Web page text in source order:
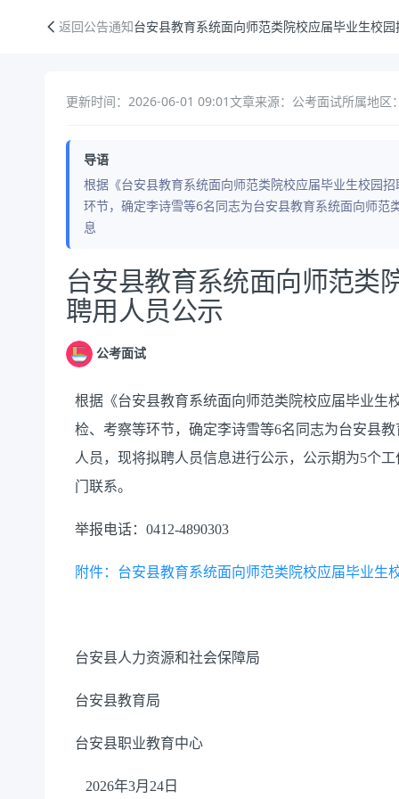
返回公告通知台安县教育系统面向师范类院校应届毕业生校
更新时间：2026-06-01 09:01文章来源：公考面试所属地区
导语
根据《台安县教育系统面向师范类院校应届毕业生校园
环节，确定李诗雪等6名同志为台安县教育系统面向师
息
公告正文
台安县教育系统面向师范类
聘用人员公示
公考面试
根据《台安县教育系统面向师范类院校应届毕业生
检、考察等环节，确定李诗雪等6名同志为台安县
人员，现将拟聘人员信息进行公示，公示期为5个
门联系。
举报电话：0412-4890303
附件：台安县教育系统面向师范类院校应届毕业生
台安县人力资源和社会保障局
台安县教育局
台安县职业教育中心
2026年3月24日